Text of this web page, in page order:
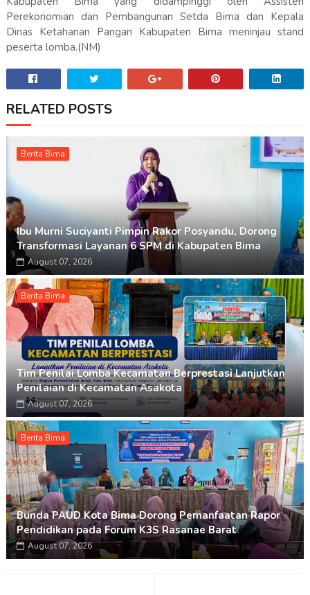
Perekonomian dan Pembangunan Setda Bima dan Kepala
Dinas Ketahanan Pangan Kabupaten Bima meninjau stand
peserta lomba.(NM)
RELATED POSTS
Berita Bima
Ibu Murni Suciyanti Pimpin Rakor Posyandu, Dorong
Transformasi Layanan 6 SPM di Kabupaten Bima
August 07, 2026
Berita Bima
Tim Penilai Lomba Kecamatan Berprestasi Lanjutkan
Penilaian di Kecamatan Asakota
August 07, 2026
Berita Bima
Bunda PAUD Kota Bima Dorong Pemanfaatan Rapor
Pendidikan pada Forum K3S Rasanae Barat
August 07, 2026